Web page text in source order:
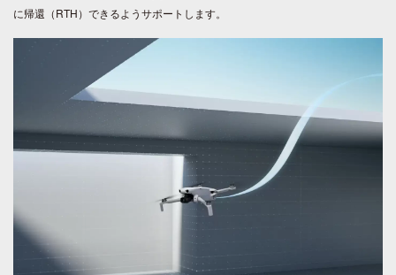
に帰還（RTH）できるようサポートします。